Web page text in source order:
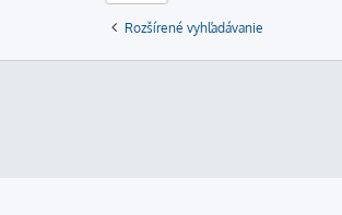
Rozšírené vyhľadávanie